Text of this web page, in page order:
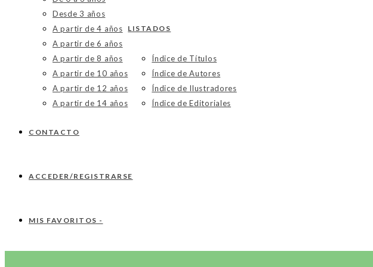
Desde 3 años
A partir de 4 años
A partir de 6 años
A partir de 8 años
A partir de 10 años
A partir de 12 años
A partir de 14 años
LISTADOS
Índice de Títulos
Índice de Autores
Índice de Ilustradores
Índice de Editoriales
CONTACTO
ACCEDER/REGISTRARSE
MIS FAVORITOS -